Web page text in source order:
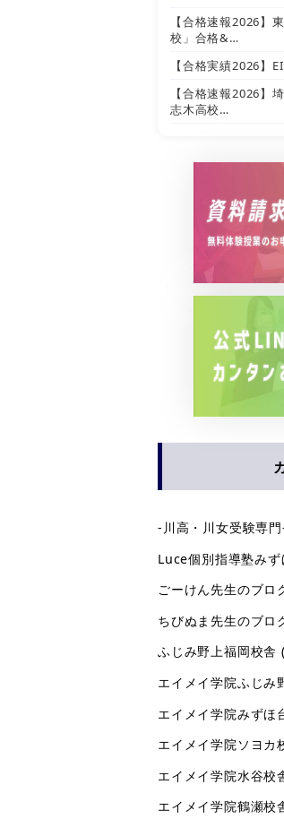
【合格速報2026】
校」合格&…
【合格実績2026】
【合格速報2026】
志木高校…
-川高・川女受験専
Luce個別指導塾みず
ごーけん先生のブロ
ちびぬま先生のブロ
ふじみ野上福岡校舎
エイメイ学院ふじみ
エイメイ学院みずほ
エイメイ学院ソヨカ
エイメイ学院水谷校
エイメイ学院鶴瀬校